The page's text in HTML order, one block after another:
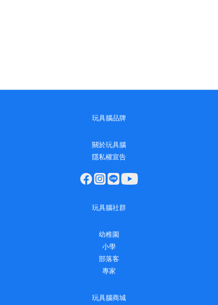
玩具腦品牌
關於玩具腦
隱私權宣告
玩具腦社群
幼稚園
小學
部落客
專家
玩具腦商城